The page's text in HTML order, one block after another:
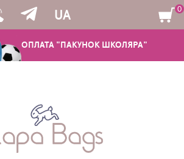
ОПЛАТА "ПАКУНОК ШКОЛЯРА"
UA
ТА РАНЦІ
0